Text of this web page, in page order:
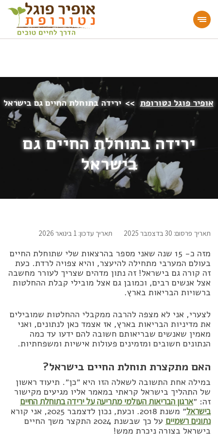
מעוניינים להעמיק או להתחיל דרך חיים בריאה?
הצטרפו לאתר!
אופיר פוגל נטורופת >> ירידה בתוחלת החיים גם בישראל
ירידה בתוחלת החיים גם
בישראל
תאריך פרסום: 30 בדצמבר 2025 תאריך עדכון: 1 בינואר 2026
מזה כ- 15 שנה שאני מספר בהרצאות שלי שתוחלת החיים
בעולם המערבי מתחילה להיעצר, והיא צפויה לרדת. כעת
זה קורה גם בישראל! זה נתון מדהים שצריך לעורר מחשבה
אצל אנשים רבים, וכמובן גם אצל מובילי קבלת ההחלטות
ברשויות הבריאות בארץ.
לצערי, אני לא מצפה להרבה ממקבלי ההחלטות שמובילים
את מדיניות הבריאות בארץ, אז אצמד כאן לנתונים, ואני
מאמין שאנשים שבריאותם חשובה להם ידעו עד כמה
הנתונים חשובים ומזמינים פעולות אישיות ומשפחתיות.
האם מתקצרת תוחלת החיים בישראל?
במילה אחת התשובה לשאלה הזו היא ״כן״. תיעוד ראשון
של התהליך בישראל קראתי במאמר אליו מגיעים מקישור
זה: ״ארגון הבריאות העולמי מתריעה על ירידה בתוחלת החיים
בישראל״ משנת 2018. וכעת, נכון לדצמבר 2025, אני קורא
נתונים רשמיים
על כך שבשנת 2024 התקצר משך החיים
בישראל בצורה ניכרת ממש!